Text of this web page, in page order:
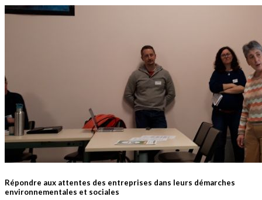
Répondre aux attentes des entreprises dans leurs démarches
environnementales et sociales